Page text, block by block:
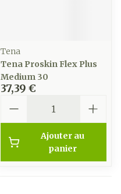
Tena
Tena Proskin Flex Plus
Medium 30
37,39 €
Ajouter au
panier